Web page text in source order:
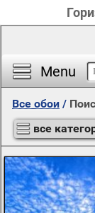
Menu
Все обои /
все